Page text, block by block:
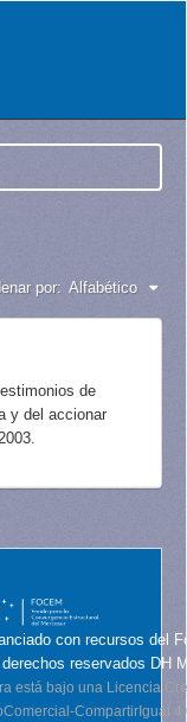
por: Alfabético
de
y del accionar
con recursos del
reservados DH
está bajo una Licencia
CompartirIgual